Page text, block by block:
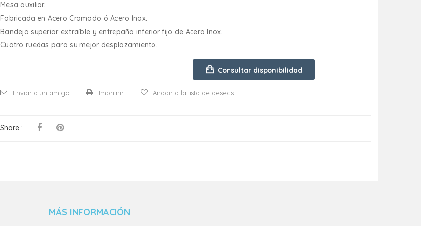
Mesa auxiliar.
Fabricada en Acero Cromado ó Acero Inox.
Bandeja superior extraíble y entrepaño inferior fijo de Acero Inox.
Cuatro ruedas para su mejor desplazamiento.
Consultar disponibilidad
Enviar a un amigo Imprimir Añadir a la lista de deseos
Share :
MÁS INFORMACIÓN